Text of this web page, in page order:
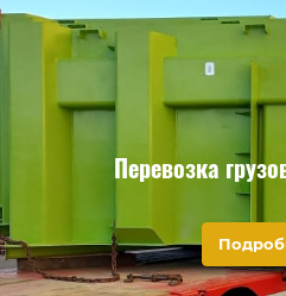
Перевозка